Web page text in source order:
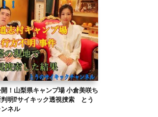
！山梨県キャンプ場 小倉美咲ち
判明⁉︎サイキック透視捜索 とう
ネル